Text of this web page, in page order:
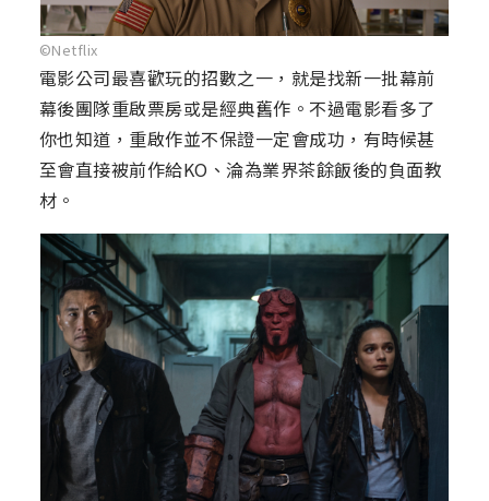
©Netflix
電影公司最喜歡玩的招數之一，就是找新一批幕前
幕後團隊重啟票房或是經典舊作。不過電影看多了
你也知道，重啟作並不保證一定會成功，有時候甚
至會直接被前作給KO、淪為業界茶餘飯後的負面教
材。